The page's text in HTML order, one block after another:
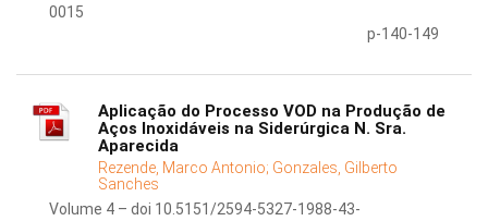
0015
p-140-149
Aplicação do Processo VOD na Produção de
Aços Inoxidáveis na Siderúrgica N. Sra.
Aparecida
Rezende, Marco Antonio; Gonzales, Gilberto
Sanches
Volume 4 – doi 10.5151/2594-5327-1988-43-